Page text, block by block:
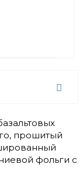
прошитый
фольги с